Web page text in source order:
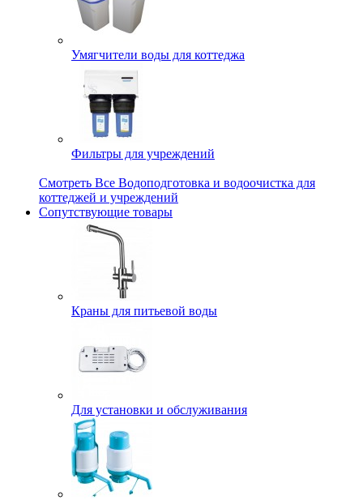
Умягчители воды для коттеджа
Фильтры для учреждений
Смотреть Все Водоподготовка и водоочистка для
коттеджей и учреждений
Сопутствующие товары
Краны для питьевой воды
Для установки и обслуживания